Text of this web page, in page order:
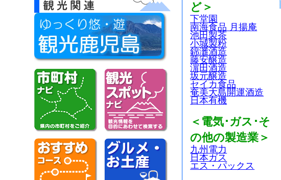
ど＞
下堂園
南海食品 月揚庵
池田製茶
小城製粉
錦灘酒造
藤安醸造
濵田酒造
坂元醸造
セイカ食品
奄美大島開運酒造
日本有機
＜電気･ガス･そ
の他の製造業＞
九州電力
日本ガス
エス・パックス